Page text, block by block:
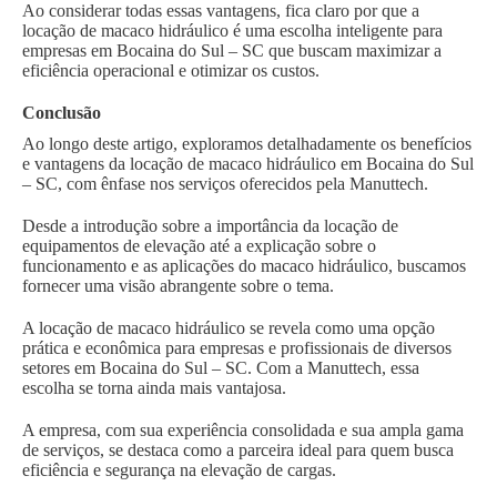
Ao considerar todas essas vantagens, fica claro por que a
locação de macaco hidráulico é uma escolha inteligente para
empresas em Bocaina do Sul – SC que buscam maximizar a
eficiência operacional e otimizar os custos.
Conclusão
Ao longo deste artigo, exploramos detalhadamente os benefícios
e vantagens da locação de macaco hidráulico em Bocaina do Sul
– SC, com ênfase nos serviços oferecidos pela Manuttech.
Desde a introdução sobre a importância da locação de
equipamentos de elevação até a explicação sobre o
funcionamento e as aplicações do macaco hidráulico, buscamos
fornecer uma visão abrangente sobre o tema.
A locação de macaco hidráulico se revela como uma opção
prática e econômica para empresas e profissionais de diversos
setores em Bocaina do Sul – SC. Com a Manuttech, essa
escolha se torna ainda mais vantajosa.
A empresa, com sua experiência consolidada e sua ampla gama
de serviços, se destaca como a parceira ideal para quem busca
eficiência e segurança na elevação de cargas.